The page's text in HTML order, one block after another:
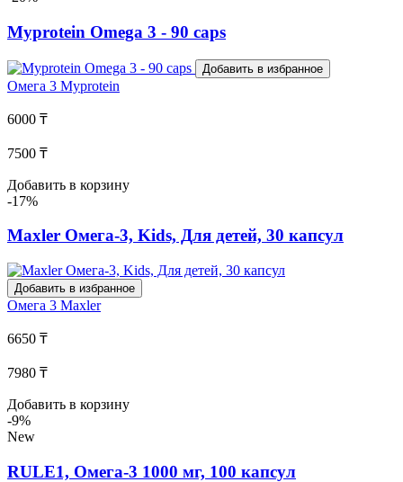
Myprotein Omega 3 - 90 caps
Добавить в избранное
Омега 3 Myprotein
6000 ₸
7500 ₸
Добавить в корзину
-17%
Maxler Омега-3, Kids, Для детей, 30 капсул
Добавить в избранное
Омега 3 Maxler
6650 ₸
7980 ₸
Добавить в корзину
-9%
New
RULE1, Омега-3 1000 мг, 100 капсул